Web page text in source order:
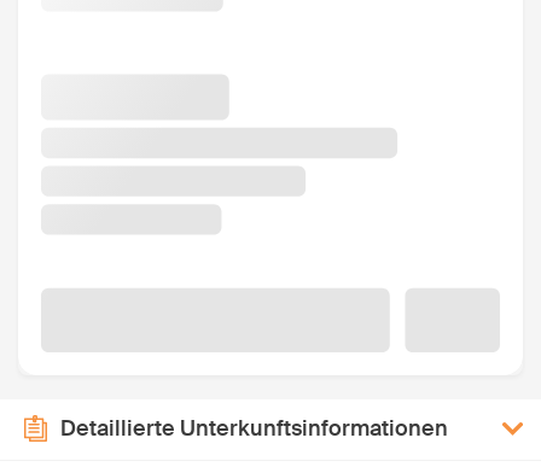
Detaillierte Unterkunftsinformationen